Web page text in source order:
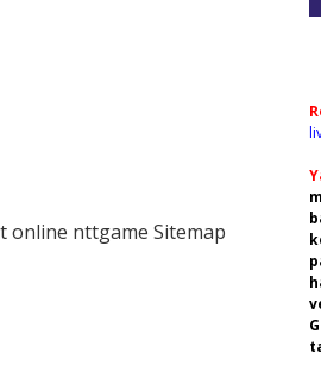
online nttgame Sitemap